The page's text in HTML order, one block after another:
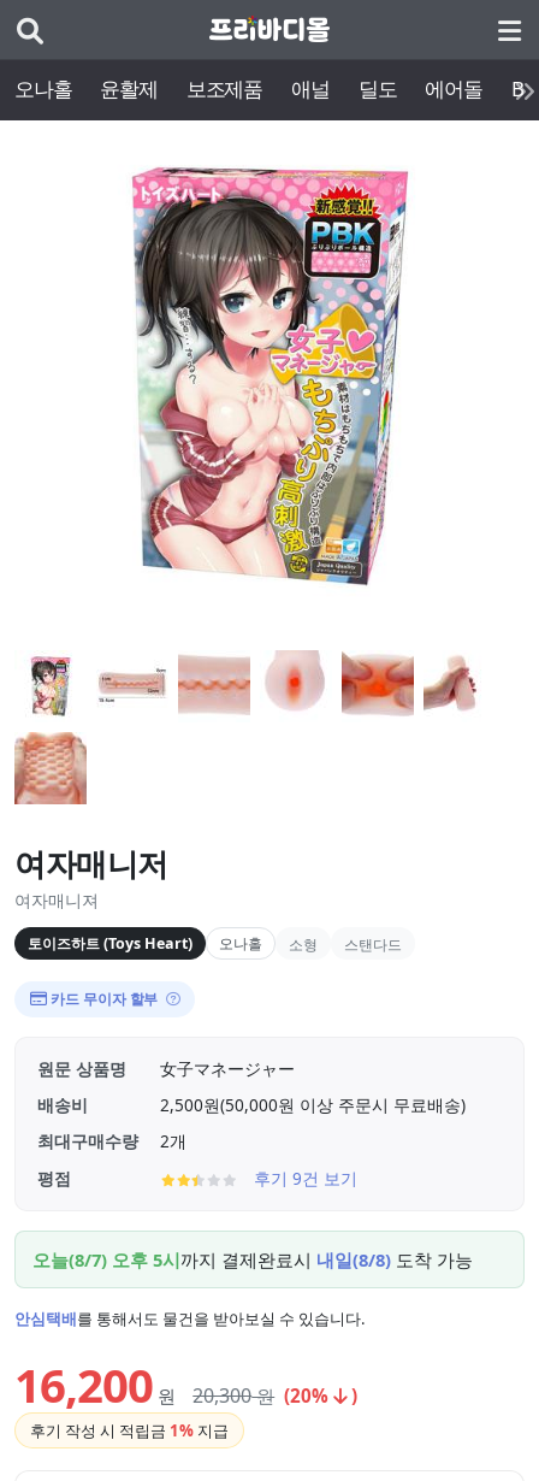
오나홀 윤활제 보조제품 애널 딜도 에어돌
여자매니저
여자매니져
토이즈하트 (Toys Heart) 오나홀 소형 스탠다드
카드 무이자 할부
원문 상품명
女子マネージャー
배송비
2,500원(50,000원 이상 주문시 무료배송)
최대구매수량
2개
평점
후기 9건 보기
오늘(8/7) 오후 5시까지 결제완료시 내일(8/8) 도착 가능
안심택배를 통해서도 물건을 받아보실 수 있습니다.
16,200 원 20,300원 (20% )
후기 작성 시 적립금 1% 지급